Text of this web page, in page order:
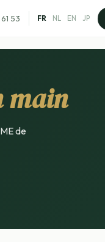
53 FR NL EN JP
main
de